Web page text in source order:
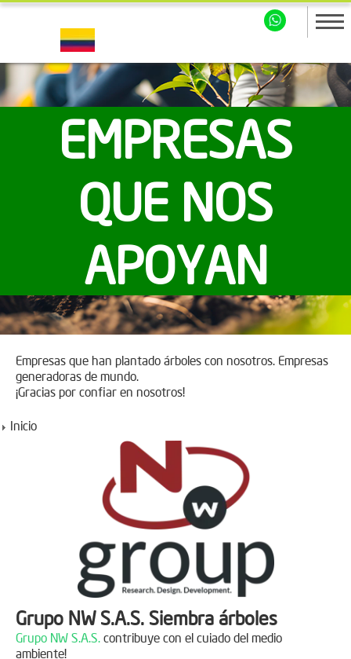
EMPRESAS
QUE NOS
APOYAN
Empresas que han plantado árboles con nosotros. Empresas
generadoras de mundo.
¡Gracias por confiar en nosotros!
Inicio
Grupo NW S.A.S. Siembra árboles
Grupo NW S.A.S. contribuye con el cuiado del medio
ambiente!